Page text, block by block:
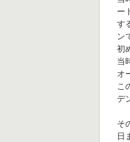
ー
す
ン
初
当
オ
こ
デ
そ
日